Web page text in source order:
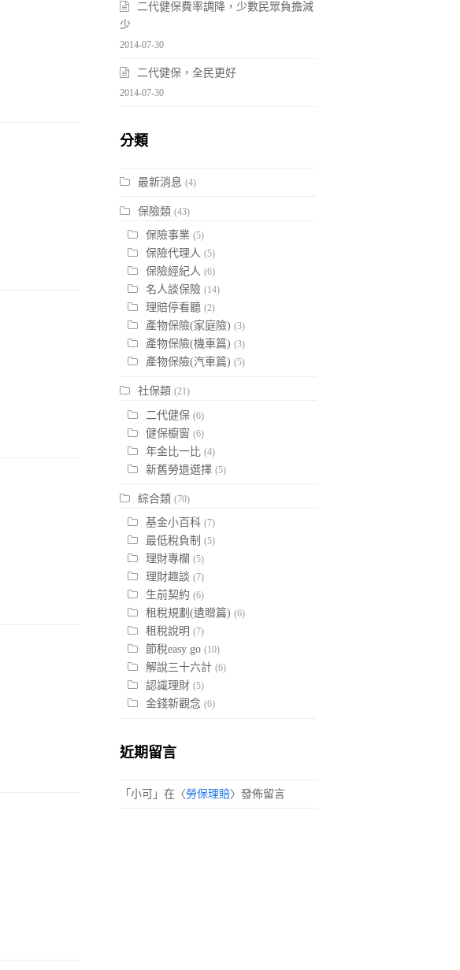
二代健保費率調降，少數民眾負擔減
少
2014-07-30
二代健保，全民更好
2014-07-30
分類
最新消息 (4)
保險類 (43)
保險事業 (5)
保險代理人 (5)
保險經紀人 (6)
名人談保險 (14)
理賠停看聽 (2)
產物保險(家庭險) (3)
產物保險(機車篇) (3)
產物保險(汽車篇) (5)
社保類 (21)
二代健保 (6)
健保櫥窗 (6)
年金比一比 (4)
新舊勞退選擇 (5)
綜合類 (70)
基金小百科 (7)
最低稅負制 (5)
理財專欄 (5)
理財趣談 (7)
生前契約 (6)
租稅規劃(遺贈篇) (6)
租稅說明 (7)
節稅easy go (10)
解說三十六計 (6)
認識理財 (5)
金錢新觀念 (6)
近期留言
「 小可 」在〈勞保理賠〉發佈留言